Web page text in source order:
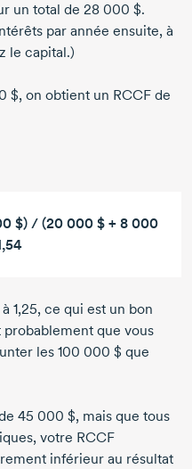
un total de 28 000 $.
par année ensuite, à
le capital.)
$, on obtient un RCCF de
$) / (20 000 $ + 8 000
1,25, ce qui est un bon
que vous
les 100 000 $ que
45 000 $, mais que tous
votre RCCF
inférieur au résultat